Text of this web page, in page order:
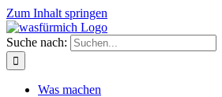
Zum Inhalt springen
Suche nach:
Was machen